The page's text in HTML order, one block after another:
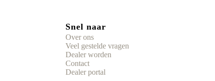
Snel naar
Over ons
Veel gestelde vragen
Dealer worden
Contact
Dealer portal